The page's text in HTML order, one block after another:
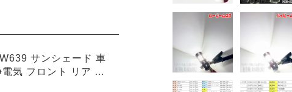
サンシェード 車
気 フロント リア 4